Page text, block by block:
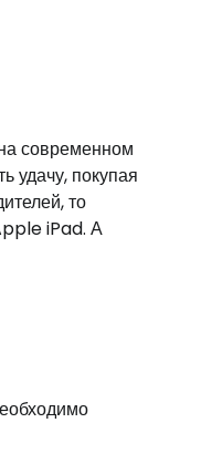
современном
удачу, покупая
то
iPad. А